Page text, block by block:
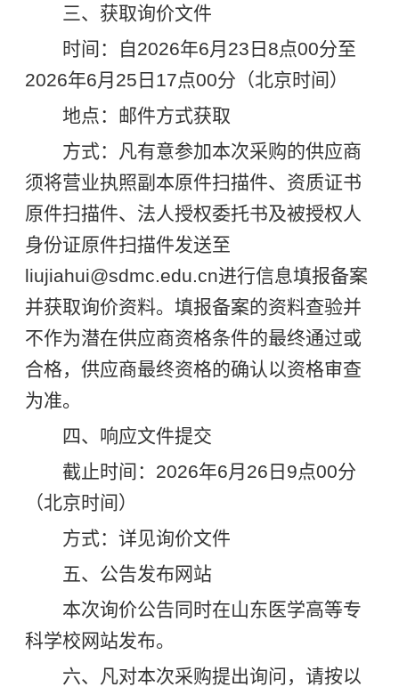
三、获取询价文件
时间：自2026年6月23日8点00分至
2026年6月25日17点00分（北京时间）
地点：邮件方式获取
方式：凡有意参加本次采购的供应商
须将营业执照副本原件扫描件、资质证书
原件扫描件、法人授权委托书及被授权人
身份证原件扫描件发送至
liujiahui@sdmc.edu.cn进行信息填报备案
并获取询价资料。填报备案的资料查验并
不作为潜在供应商资格条件的最终通过或
合格，供应商最终资格的确认以资格审查
为准。
四、响应文件提交
截止时间：2026年6月26日9点00分
（北京时间）
方式：详见询价文件
五、公告发布网站
本次询价公告同时在山东医学高等专
科学校网站发布。
六、凡对本次采购提出询问，请按以